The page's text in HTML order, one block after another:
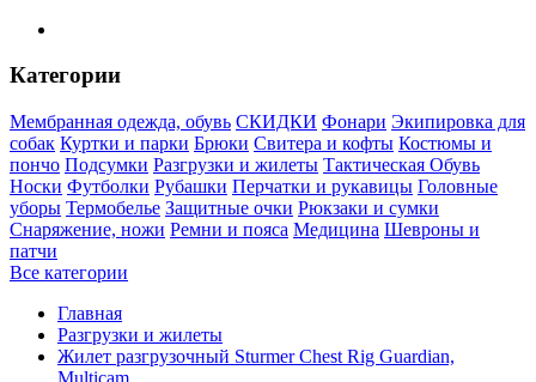
Категории
Мембранная одежда, обувь СКИДКИ Фонари Экипировка для
собак Куртки и парки Брюки Свитера и кофты Костюмы и
пончо Подсумки Разгрузки и жилеты Тактическая Обувь
Носки Футболки Рубашки Перчатки и рукавицы Головные
уборы Термобелье Защитные очки Рюкзаки и сумки
Снаряжение, ножи Ремни и пояса Медицина Шевроны и
патчи
Все категории
Главная
Разгрузки и жилеты
Жилет разгрузочный Sturmer Chest Rig Guardian,
Multicam